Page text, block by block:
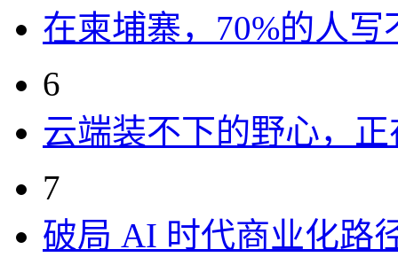
在柬埔寨，70%的人写
6
云端装不下的野心，
7
破局 AI 时代商业化路